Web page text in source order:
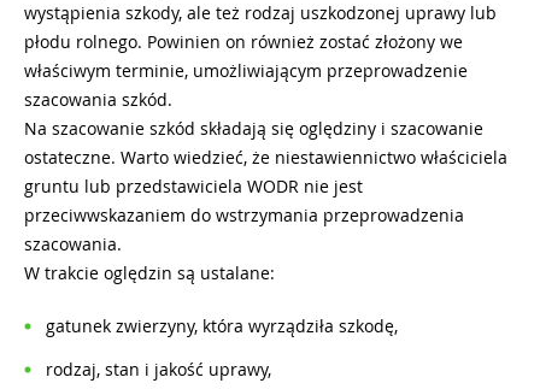
wystąpienia szkody, ale też rodzaj uszkodzonej uprawy lub
płodu rolnego. Powinien on również zostać złożony we
właściwym terminie, umożliwiającym przeprowadzenie
szacowania szkód.
Na szacowanie szkód składają się oględziny i szacowanie
ostateczne. Warto wiedzieć, że niestawiennictwo właściciela
gruntu lub przedstawiciela WODR nie jest
przeciwwskazaniem do wstrzymania przeprowadzenia
szacowania.
W trakcie oględzin są ustalane:
gatunek zwierzyny, która wyrządziła szkodę,
rodzaj, stan i jakość uprawy,